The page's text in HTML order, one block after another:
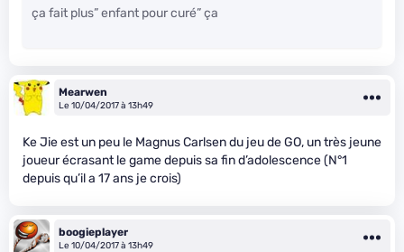
ça fait plus” enfant pour curé” ça
Mearwen
Le 10/04/2017 à 13h49
Ke Jie est un peu le Magnus Carlsen du jeu de GO, un très jeune
joueur écrasant le game depuis sa fin d’adolescence (N°1
depuis qu’il a 17 ans je crois)
boogieplayer
Le 10/04/2017 à 13h49